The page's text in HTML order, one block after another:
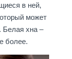
в ней,
может
Белая хна –
более.